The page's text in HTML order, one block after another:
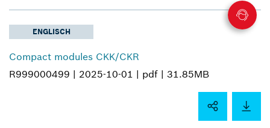
ENGLISCH
Compact modules CKK/CKR
R999000499 | 2025-10-01 | pdf | 31.85MB